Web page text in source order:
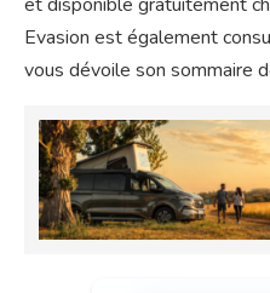
Evasion est également
vous dévoile son sommaire